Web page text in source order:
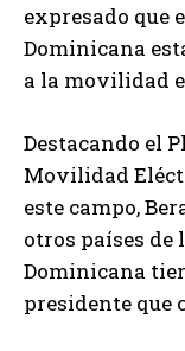
expresado que
Dominicana
a la movilidad
Destacando el
Movilidad
este campo,
otros países de
Dominicana
presidente que